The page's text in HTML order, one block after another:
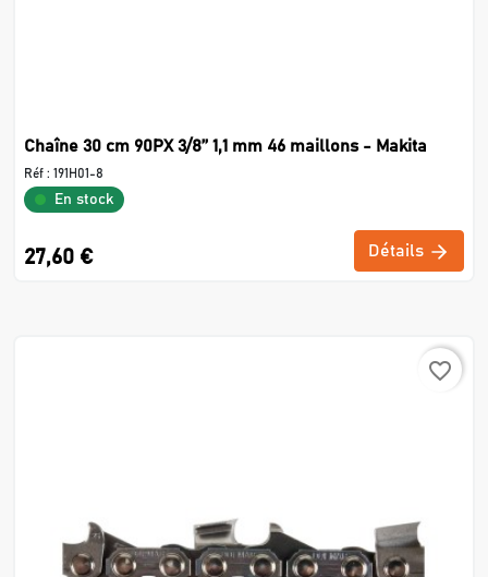
Chaîne 30 cm 90PX 3/8’’ 1,1 mm 46 maillons - Makita
Réf : 191H01-8
En stock
27,60 € Détails
favorite_border